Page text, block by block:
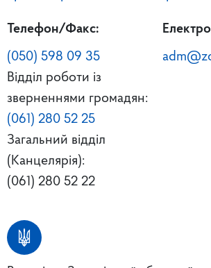
Телефон/Факс:
(050) 598 09 35
Відділ роботи із
зверненнями громадян:
(061) 280 52 25
Загальний відділ
(Канцелярія):
(061) 280 52 22